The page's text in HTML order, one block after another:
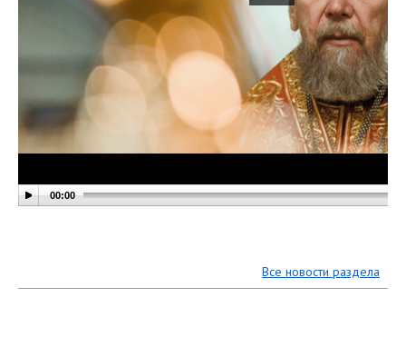
00:00
Все новости раздела